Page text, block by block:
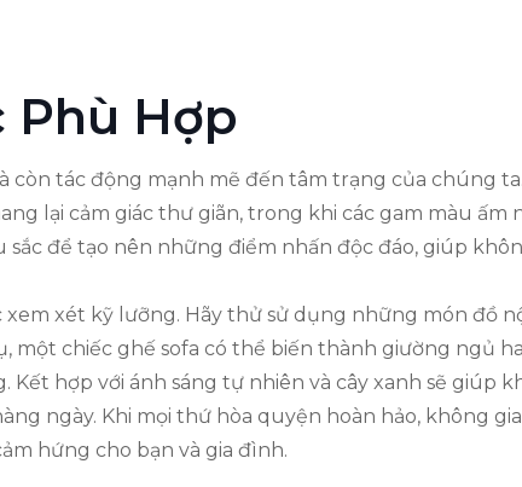
Phù Hợp
còn tác động mạnh mẽ đến tâm trạng của chúng
lại cảm giác thư giãn, trong khi các gam màu ấm
để tạo nên những điểm nhấn độc đáo, giúp
xét kỹ lưỡng. Hãy thử sử dụng những món đồ
một chiếc ghế sofa có thể biến thành giường ngủ
Kết hợp với ánh sáng tự nhiên và cây xanh sẽ giúp
ngày. Khi mọi thứ hòa quyện hoàn hảo, không
hứng cho bạn và gia đình.